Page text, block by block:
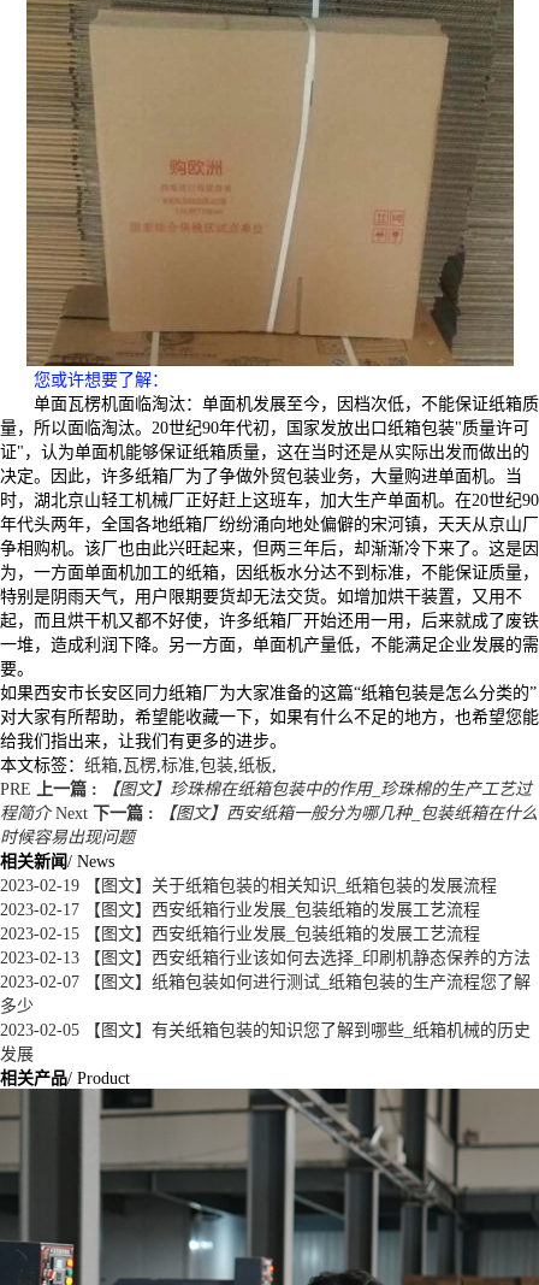
您或许想要了解：
单面瓦楞机面临淘汰：单面机发展至今，因档次低，不能保证纸箱质
量，所以面临淘汰。20世纪90年代初，国家发放出口纸箱包装"质量许可
证"，认为单面机能够保证纸箱质量，这在当时还是从实际出发而做出的
决定。因此，许多纸箱厂为了争做外贸包装业务，大量购进单面机。当
时，湖北京山轻工机械厂正好赶上这班车，加大生产单面机。在20世纪90
年代头两年，全国各地纸箱厂纷纷涌向地处偏僻的宋河镇，天天从京山厂
争相购机。该厂也由此兴旺起来，但两三年后，却渐渐冷下来了。这是因
为，一方面单面机加工的纸箱，因纸板水分达不到标准，不能保证质量，
特别是阴雨天气，用户限期要货却无法交货。如增加烘干装置，又用不
起，而且烘干机又都不好使，许多纸箱厂开始还用一用，后来就成了废铁
一堆，造成利润下降。另一方面，单面机产量低，不能满足企业发展的需
要。
如果西安市长安区同力纸箱厂为大家准备的这篇“纸箱包装是怎么分类的”
对大家有所帮助，希望能收藏一下，如果有什么不足的地方，也希望您能
给我们指出来，让我们有更多的进步。
本文标签： 纸箱 瓦楞 标准 包装 纸板
PRE
上一篇 :
【图文】珍珠棉在纸箱包装中的作用_珍珠棉的生产工艺过
程简介 Next 下一篇 :
【图文】西安纸箱一般分为哪几种_包装纸箱在什么
时候容易出现问题
相关新闻/ News
2023-02-19 【图文】关于纸箱包装的相关知识_纸箱包装的发展流程
2023-02-17 【图文】西安纸箱行业发展_包装纸箱的发展工艺流程
2023-02-15 【图文】西安纸箱行业发展_包装纸箱的发展工艺流程
2023-02-13 【图文】西安纸箱行业该如何去选择_印刷机静态保养的方法
2023-02-07 【图文】纸箱包装如何进行测试_纸箱包装的生产流程您了解
多少
2023-02-05 【图文】有关纸箱包装的知识您了解到哪些_纸箱机械的历史
发展
相关产品/ Product